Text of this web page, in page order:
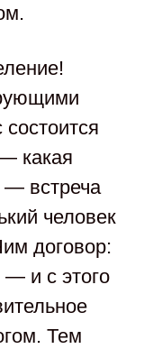
какая
— встреча
человек
договор:
и с этого
Тем